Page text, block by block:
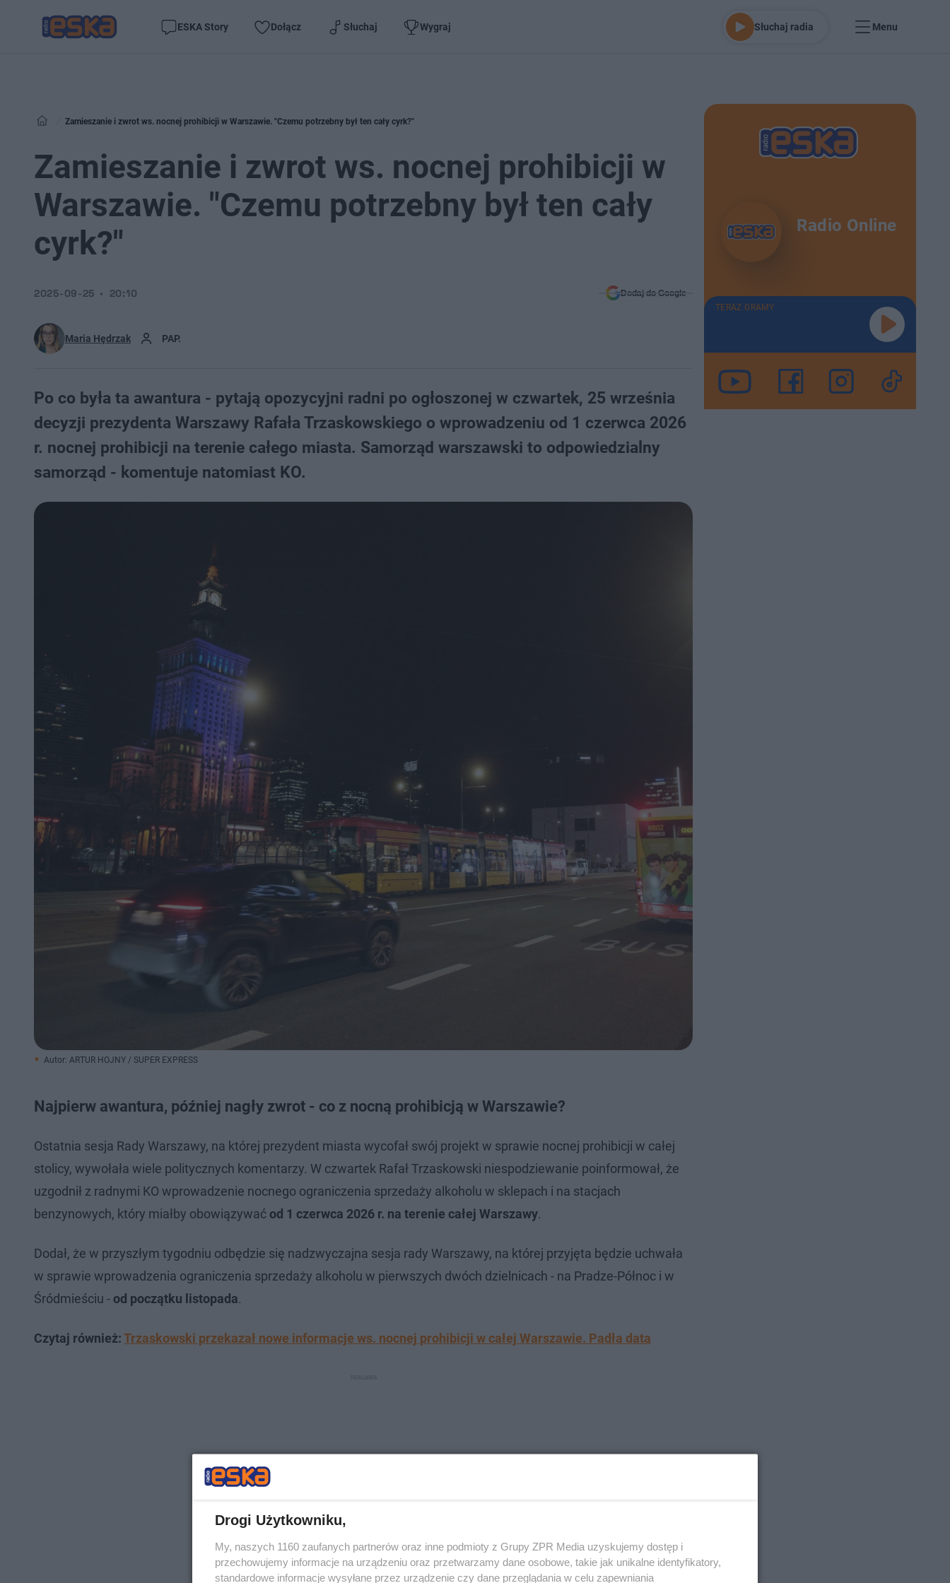
ESKA Story Dołącz Słuchaj Wygraj Słuchaj radia Menu
Zamieszanie i zwrot ws. nocnej prohibicji w Warszawie. "Czemu potrzebny był ten cały cyrk?"
Zamieszanie i zwrot ws. nocnej prohibicji w
Warszawie. "Czemu potrzebny był ten cały
cyrk?"
Maria Hędrzak PAP.
2025-09-25 20:10 Dodaj do Google
Po co była ta awantura - pytają opozycyjni radni po ogłoszonej w czwartek, 25 września
decyzji prezydenta Warszawy Rafała Trzaskowskiego o wprowadzeniu od 1 czerwca 2026
r. nocnej prohibicji na terenie całego miasta. Samorząd warszawski to odpowiedzialny
samorząd - komentuje natomiast KO.
Autor: ARTUR HOJNY / SUPER EXPRESS
Najpierw awantura, później nagły zwrot - co z nocną prohibicją w Warszawie?
Ostatnia sesja Rady Warszawy, na której prezydent miasta wycofał swój projekt w sprawie nocnej prohibicji w całej
stolicy, wywołała wiele politycznych komentarzy. W czwartek Rafał Trzaskowski niespodziewanie poinformował, że
uzgodnił z radnymi KO wprowadzenie nocnego ograniczenia sprzedaży alkoholu w sklepach i na stacjach
benzynowych, który miałby obowiązywać od 1 czerwca 2026 r. na terenie całej Warszawy.
Dodał, że w przyszłym tygodniu odbędzie się nadzwyczajna sesja rady Warszawy, na której przyjęta będzie uchwała
w sprawie wprowadzenia ograniczenia sprzedaży alkoholu w pierwszych dwóch dzielnicach - na Pradze-Północ i w
Śródmieściu - od początku listopada.
Czytaj również:Trzaskowski przekazał nowe informacje ws. nocnej prohibicji w całej Warszawie. Padła data
Radio Online
TERAZ GRAMY
Drogi Użytkowniku,
My, naszych 1160 zaufanych partnerów oraz inne podmioty z Grupy ZPR Media uzyskujemy dostęp i
przechowujemy informacje na urządzeniu oraz przetwarzamy dane osobowe, takie jak unikalne identyfikatory,
standardowe informacje wysyłane przez urządzenie czy dane przeglądania w celu zapewniania